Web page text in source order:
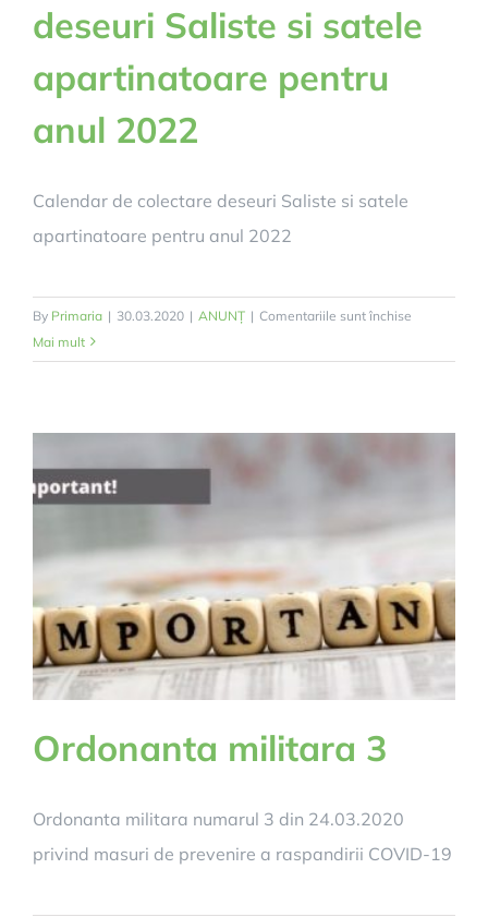
deseuri Saliste si satele
apartinatoare pentru
anul 2022
Calendar de colectare deseuri Saliste si satele
apartinatoare pentru anul 2022
By Primaria | 30.03.2020 | ANUNȚ | Comentariile sunt închise
de
2022
Mai mult
Ordonanta militara 3
Ordonanta militara numarul 3 din 24.03.2020
privind masuri de prevenire a raspandirii COVID-19